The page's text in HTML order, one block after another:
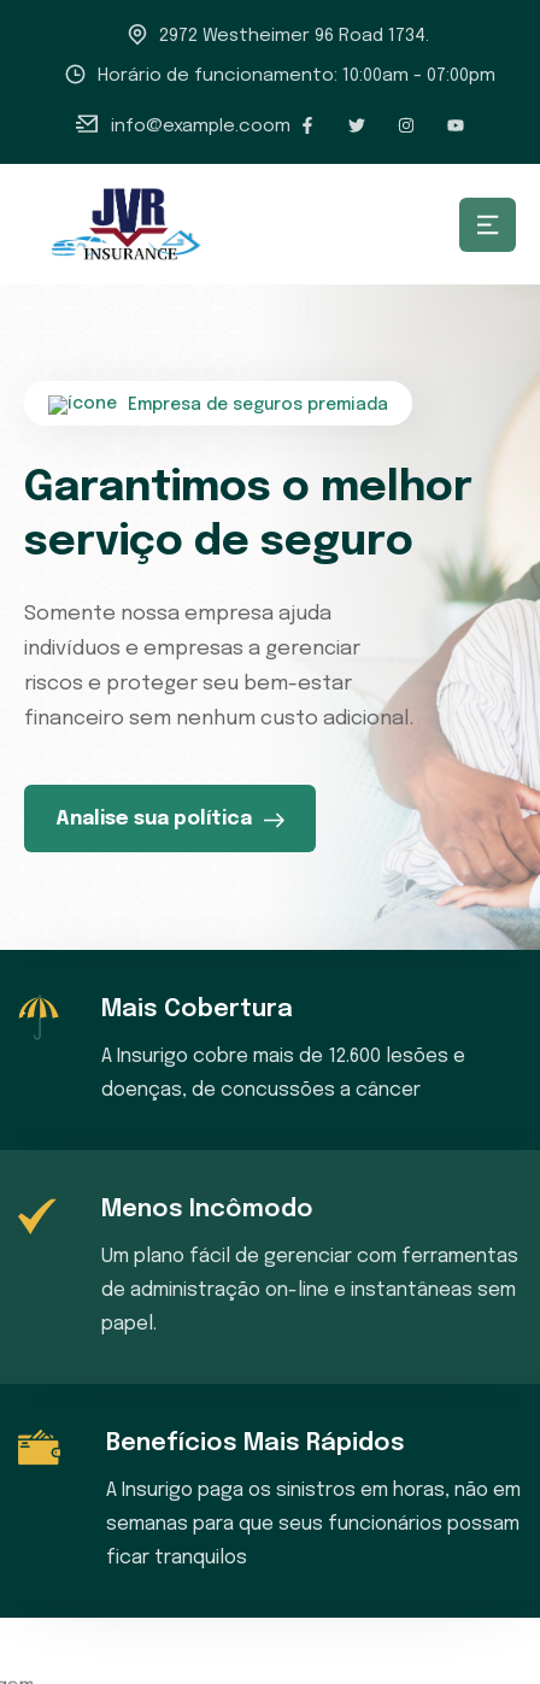
2972 Westheimer 96 Road 1734.
Horário de funcionamento: 10:00am - 07:00pm
info@example.coom
Empresa de seguros premiada
Garantimos o melhor
serviço de seguro
Somente nossa empresa ajuda
indivíduos e empresas a gerenciar
riscos e proteger seu bem-estar
financeiro sem nenhum custo adicional.
Analise sua política
Mais Cobertura
A Insurigo cobre mais de 12.600 lesões e
doenças, de concussões a câncer
Menos Incômodo
Um plano fácil de gerenciar com ferramentas
de administração on-line e instantâneas sem
papel.
Benefícios Mais Rápidos
A Insurigo paga os sinistros em horas, não em
semanas para que seus funcionários possam
ficar tranquilos